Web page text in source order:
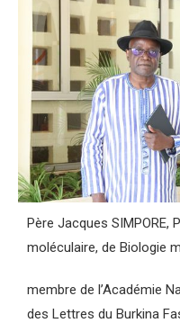
Père Jacques SIMPORE,
moléculaire, de Biologie
membre de l’Académie
des Lettres du Burkina